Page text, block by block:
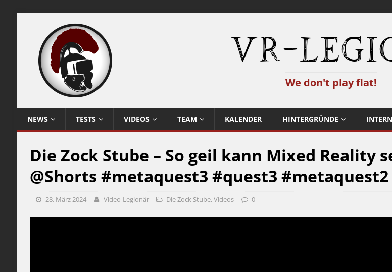
VR-
We don't play flat!
NEWS TESTS VIDEOS TEAM KALENDER HINTERGRÜNDE
Die Zock Stube – So geil kann Mixed Reality
@Shorts #metaquest3 #quest3 #metaquest2
28. März 2024 Video-Legionär Die Zock Stube,Videos 0